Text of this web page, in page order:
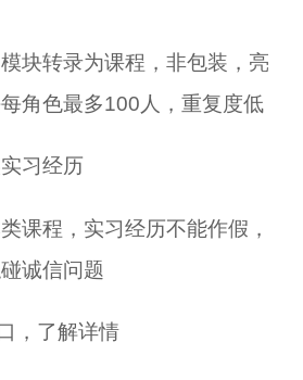
块转录为课程，非包装，亮
角色最多100人，重复度低
习经历
课程，实习经历不能作假，
诚信问题
，了解详情